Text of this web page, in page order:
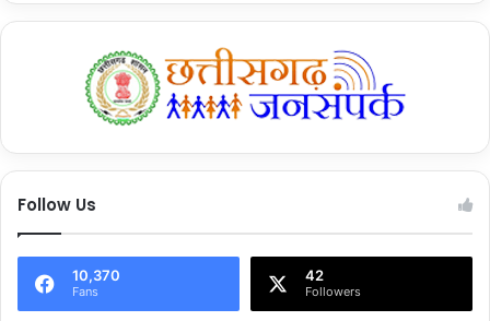
Follow Us
10,370
Fans
42
Followers